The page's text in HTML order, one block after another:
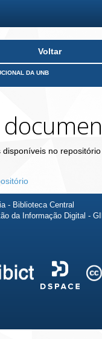
Voltar
DA UNB
disponíveis no
- Biblioteca Central
da Informação Digital -